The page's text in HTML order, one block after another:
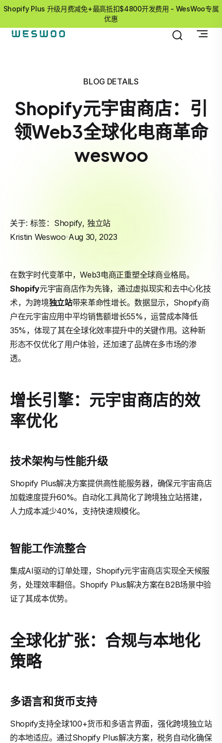
Shopify Plus 升级月费减免+最高抵扣$4800开发费用 - WesWoo专属
优惠
BLOG DETAILS
Shopify元宇宙商店：引
领Web3全球化电商革命
weswoo
关于: 标签： Shopify, 独立站
Kristin Weswoo Aug 30, 2023
在数字时代变革中，Web3电商正重塑全球商业格局。
Shopify元宇宙商店作为先锋，通过虚拟现实和去中心化技
术，为跨境独立站带来革命性增长。数据显示，Shopify商
户在元宇宙应用中平均销售额增长55%，运营成本降低
35%，体现了其在全球化效率提升中的关键作用。这种新
形态不仅优化了用户体验，还加速了品牌在多市场的渗
透。
增长引擎：元宇宙商店的效
率优化
技术架构与性能升级
Shopify Plus解决方案提供高性能服务器，确保元宇宙商店
加载速度提升60%。自动化工具简化了跨境独立站搭建，
人力成本减少40%，支持快速规模化。
智能工作流整合
集成AI驱动的订单处理，Shopify元宇宙商店实现全天候服
务，处理效率翻倍。Shopify Plus解决方案在B2B场景中验
证了其成本优势。
全球化扩张：合规与本地化
策略
多语言和货币支持
Shopify支持全球100+货币和多语言界面，强化跨境独立站
的本地适应。通过Shopify Plus解决方案，税务自动化确保